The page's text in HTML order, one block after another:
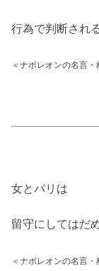
行為で判断される
＜ナポレオンの名言・
女とパリは
留守にしてはだ
＜ナポレオンの名言・